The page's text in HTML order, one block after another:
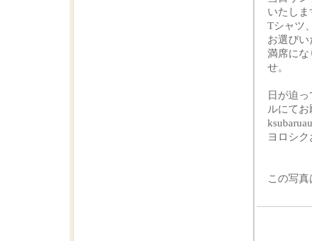
いたし
Tシャツ
お選び
満席にな
せ。
日が迫
ルにて
ヨロシ
この写